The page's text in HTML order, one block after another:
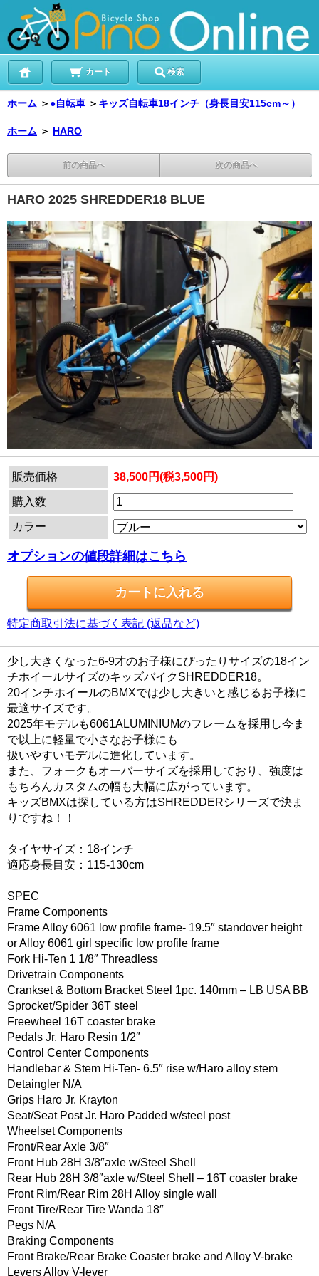
カート 検索
ホーム ＞ ●自転車 ＞ キッズ自転車18インチ（身長目安115cm～）
ホーム ＞ HARO
前の商品へ 次の商品へ
HARO 2025 SHREDDER18 BLUE
販売価格 38,500円(税3,500円)
購入数
カラー
オプションの値段詳細はこちら
特定商取引法に基づく表記 (返品など)
少し大きくなった6-9才のお子様にぴったりサイズの18イン
チホイールサイズのキッズバイクSHREDDER18。
20インチホイールのBMXでは少し大きいと感じるお子様に
最適サイズです。
2025年モデルも6061ALUMINIUMのフレームを採用し今ま
で以上に軽量で小さなお子様にも
扱いやすいモデルに進化しています。
また、フォークもオーバーサイズを採用しており、強度は
もちろんカスタムの幅も大幅に広がっています。
キッズBMXは探している方はSHREDDERシリーズで決ま
りですね！！
タイヤサイズ：18インチ
適応身長目安：115-130cm
SPEC
Frame Components
Frame Alloy 6061 low profile frame- 19.5″ standover height
or Alloy 6061 girl specific low profile frame
Fork Hi-Ten 1 1/8″ Threadless
Drivetrain Components
Crankset & Bottom Bracket Steel 1pc. 140mm – LB USA BB
Sprocket/Spider 36T steel
Freewheel 16T coaster brake
Pedals Jr. Haro Resin 1/2″
Control Center Components
Handlebar & Stem Hi-Ten- 6.5″ rise w/Haro alloy stem
Detaingler N/A
Grips Haro Jr. Krayton
Seat/Seat Post Jr. Haro Padded w/steel post
Wheelset Components
Front/Rear Axle 3/8″
Front Hub 28H 3/8″axle w/Steel Shell
Rear Hub 28H 3/8″axle w/Steel Shell – 16T coaster brake
Front Rim/Rear Rim 28H Alloy single wall
Front Tire/Rear Tire Wanda 18″
Pegs N/A
Braking Components
Front Brake/Rear Brake Coaster brake and Alloy V-brake
Levers Alloy V-lever